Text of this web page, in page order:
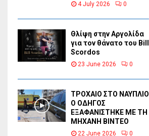
4 July 2026 0
Θλίψη στην Αργολίδα
για τον θάνατο του Bill
Scordos
23 June 2026 0
ΤΡΟΧΑΙΟ ΣΤΟ ΝΑΥΠΛΙΟ
Ο ΟΔΗΓΟΣ
ΕΞΑΦΑΝΙΣΤΗΚΕ ΜΕ ΤΗ
ΜΗΧΑΝΗ ΒΙΝΤΕΟ
22 June 2026 0